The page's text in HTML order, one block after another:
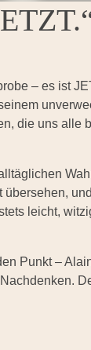
– es ist
die uns alle
übersehen,
leicht,
Punkt –